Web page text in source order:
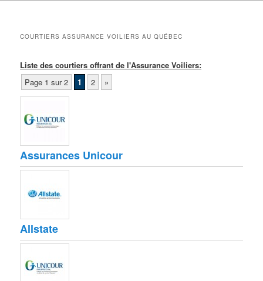
COURTIERS ASSURANCE VOILIERS AU QUÉBEC
Liste des courtiers offrant de l'Assurance Voiliers:
Page 1 sur 2
1 2 »
Assurances Unicour
Allstate